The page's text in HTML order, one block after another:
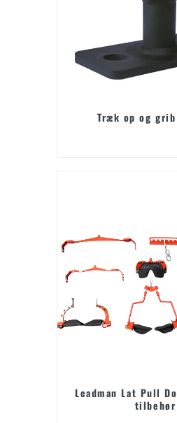
Træk op og
Leadman Lat Pull
tilbehør